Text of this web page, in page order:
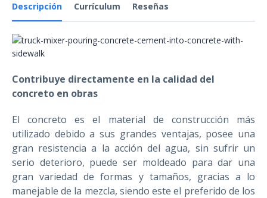
Descripción Currículum Reseñas
Contribuye directamente en la calidad del
concreto en obras
El concreto es el material de construcción más
utilizado debido a sus grandes ventajas, posee una
gran resistencia a la acción del agua, sin sufrir un
serio deterioro, puede ser moldeado para dar una
gran variedad de formas y tamaños, gracias a lo
manejable de la mezcla, siendo este el preferido de los